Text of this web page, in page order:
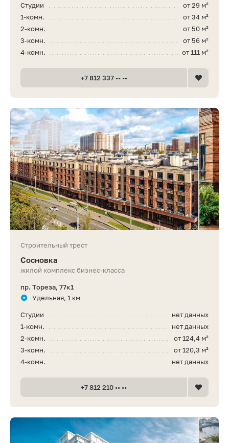
от 29 м²
Студии
от 34 м²
1-комн.
от 50 м²
2-комн.
от 56 м²
3-комн.
от 111 м²
4-комн.
+7 812 337 •• ••
Строительный трест
Сосновка
жилой комплекс бизнес-класса
пр. Тореза, 77к1
Удельная, 1 км
нет данных
Студии
нет данных
1-комн.
от 124,4 м²
2-комн.
от 120,3 м²
3-комн.
нет данных
4-комн.
+7 812 210 •• ••